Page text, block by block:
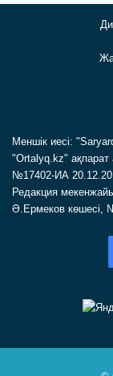
Меншік иесі:
"Ortalyq.kz" ақпарат
№17402-ИА
Редакция
Ә.Ермеков көшесі,